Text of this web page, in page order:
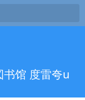
馆 度雷夸u